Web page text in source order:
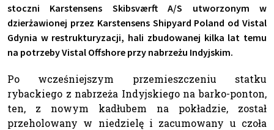
stoczni Karstensens Skibsværft A/S utworzonym w
dzierżawionej przez Karstensens Shipyard Poland od Vistal
Gdynia w restrukturyzacji, hali zbudowanej kilka lat temu
na potrzeby Vistal Offshore przy nabrzeżu Indyjskim.
Po wcześniejszym przemieszczeniu statku
rybackiego z nabrzeża Indyjskiego na barko-ponton,
ten, z nowym kadłubem na pokładzie, został
przeholowany w niedzielę i zacumowany u czoła